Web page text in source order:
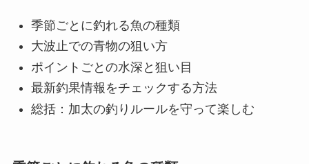
季節ごとに釣れる魚の種類
大波止での青物の狙い方
ポイントごとの水深と狙い目
最新釣果情報をチェックする方法
総括：加太の釣りルールを守って楽しむ